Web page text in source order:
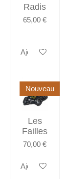
Radis
65,00 €
Ajouter au
Nouveau
Les
Failles
70,00 €
Ajouter au